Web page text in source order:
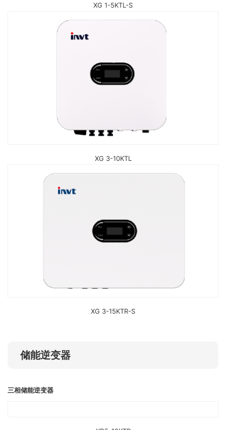
XG 1-5KTL-S
XG 3-10KTL
XG 3-15KTR-S
储能逆变器
三相储能逆变器